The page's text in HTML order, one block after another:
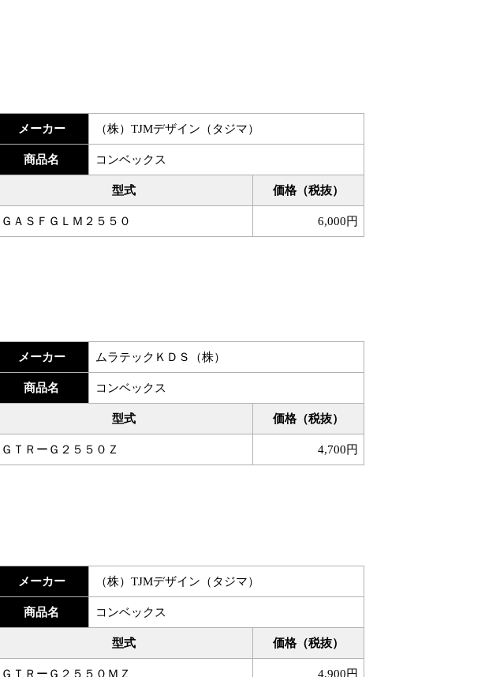
メーカー （株）TJMデザイン（タジマ）
商品名 コンベックス
型式 価格（税抜）
ＧＡＳＦＧＬＭ２５５０ 6,000円
メーカー ムラテックＫＤＳ（株）
商品名 コンベックス
型式 価格（税抜）
ＧＴＲーＧ２５５０Ｚ 4,700円
メーカー （株）TJMデザイン（タジマ）
商品名 コンベックス
型式 価格（税抜）
ＧＴＲーＧ２５５０ＭＺ 4,900円